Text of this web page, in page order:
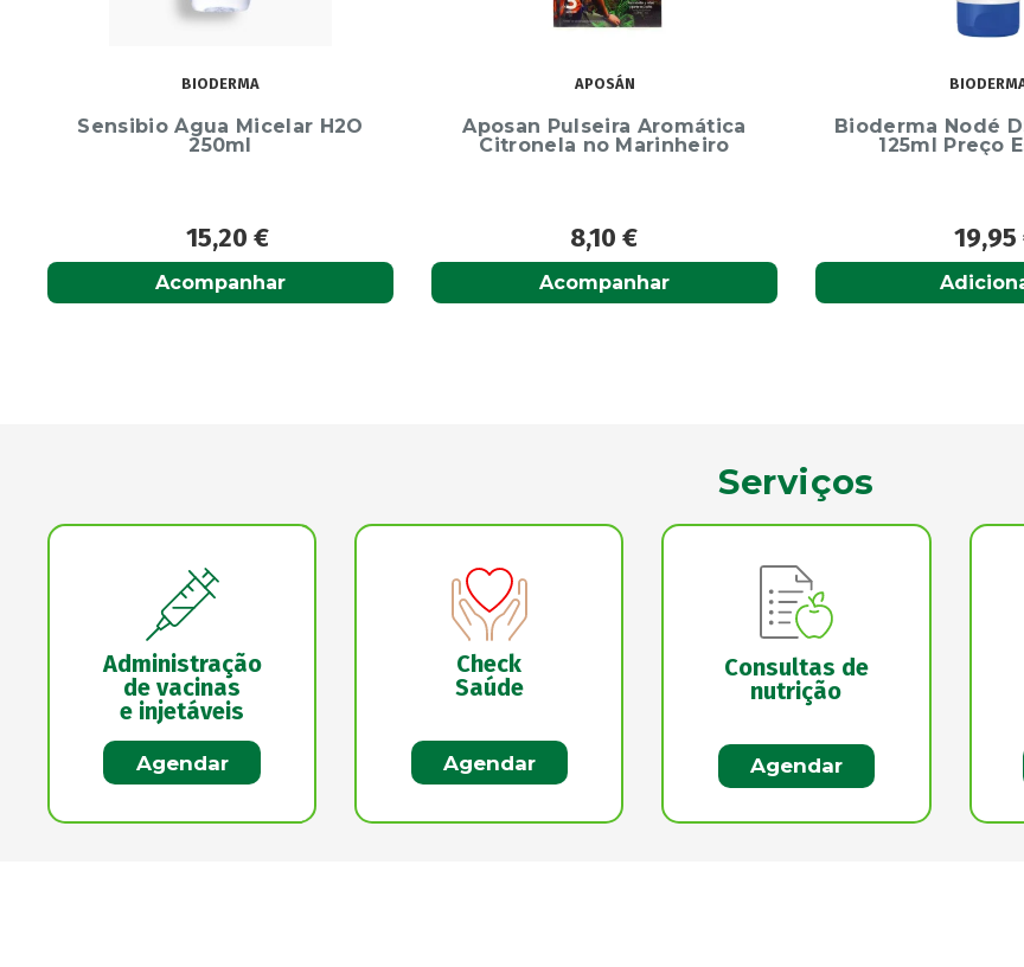
APOSÁN
Aposan Pulseira Aromática
Citronela no Marinheiro
8,10€
Acompanhar
BIODERMA
Bioderma Nodé DS+ Champô
125ml Preço Especial
19,95
Adicionar
LETIAT4
Letiat4 Hidrogel
50ml
19,30
Serviços
Administração
de vacinas
e injetáveis
Agendar
Check
Saúde
Agendar
Consultas de
nutrição
Agendar